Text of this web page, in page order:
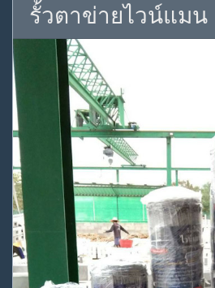
รั้วตาข่ายไวน์แมน